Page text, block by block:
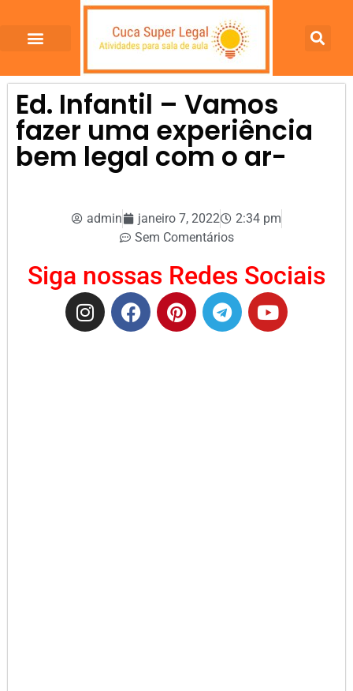
Ed. Infantil – Vamos
fazer uma experiência
bem legal com o ar-
admin janeiro 7, 2022
2:34 pm
Sem Comentários
Siga nossas Redes Sociais